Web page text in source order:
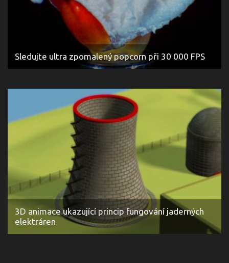
Sledujte ultra zpomalený popcorn při 30 000 FPS
3D animace ukazující princip fungování jaderných
elektráren